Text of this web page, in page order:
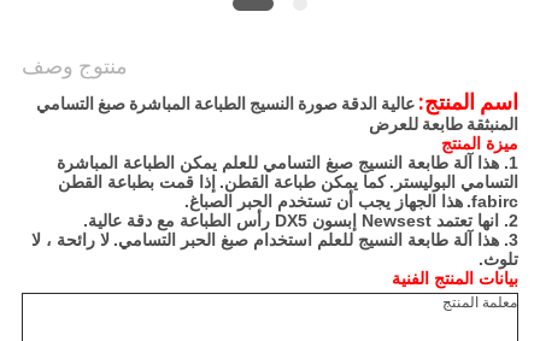
منتوج وصف
اسم المنتج: عالية الدقة صورة النسيج الطباعة المباشرة صبغ التسامي
المنبثقة طابعة للعرض
ميزة المنتج
1. هذا آلة طابعة النسيج صبغ التسامي للعلم يمكن الطباعة المباشرة
التسامي البوليستر. كما يمكن طباعة القطن. إذا قمت بطباعة القطن
fabirc. هذا الجهاز يجب أن تستخدم الحبر الصباغ.
2. انها تعتمد Newsest إبسون DX5 رأس الطباعة مع دقة عالية.
3. هذا آلة طابعة النسيج للعلم استخدام صبغ الحبر التسامي.
لا رائحة ، لا
تلوث.
بيانات المنتج الفنية
معلمة المنتج